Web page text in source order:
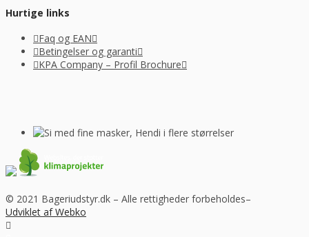
Hurtige links
Faq og EAN
Betingelser og garanti
KPA Company – Profil Brochure
© 2021 Bageriudstyr.dk – Alle rettigheder forbeholdes–
Udviklet af Webko